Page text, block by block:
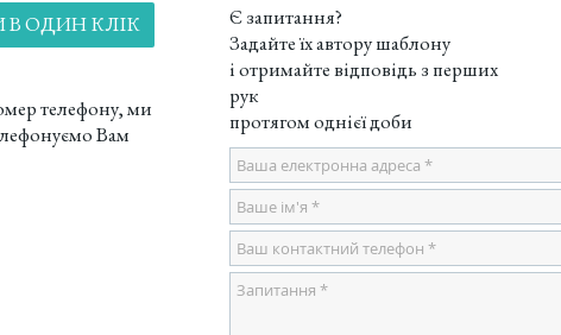
ОДИН КЛІК
телефону, ми
Вам
Є запитання?
Задайте їх автору шаблону
і отримайте відповідь з перших
рук
протягом однієї доби